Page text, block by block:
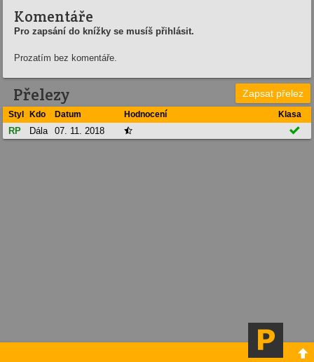
Komentáře
Pro zapsání do knížky se musíš přihlásit.
Prozatím bez komentáře.
Přelezy Zapsat přelez
Styl Kdo Datum Hodnocení Klasa
RP Dála 07. 11. 2018  
